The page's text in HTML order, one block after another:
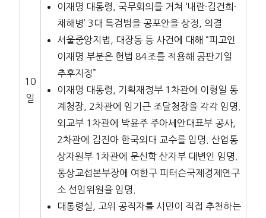
10
일
이재명 대통령, 국무회의를 거쳐 ‘내란·김건희·
채해병’ 3대 특검범을 공포안을 상정, 의결
서울중앙지법, 대장동 등 사건에 대해 “피고인
이재명 부분은 헌법 84조를 적용해 공판기일
추후지정”
이재명 대통령, 기획재정부 1차관에 이형일 통
계청장, 2차관에 임기근 조달청장을 각각 임명.
외교부 1차관에 박윤주 주아세안대표부 공사,
2차관에 김진아 한국외대 교수를 임명. 산업통
상자원부 1차관에 문신학 산자부 대변인 임명.
통상교섭본부장에 여한구 피터슨국제경제연구
소 선임위원을 임명.
대통령실, 고위 공직자를 시민이 직접 추천하는